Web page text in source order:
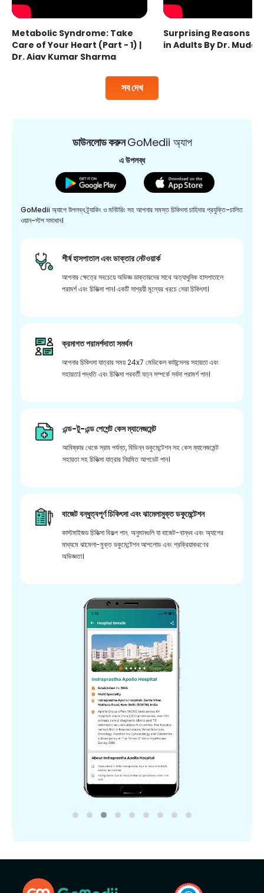
সব দেখ
Metabolic Syndrome: Take
Care of Your Heart (Part - 1) |
Dr. Ajay Kumar Sharma
Surprising Reasons
in Adults By Dr.
ডাউনলোড করুনGoMedii অ্যাপ
এ উপলব্ধ
GoMedii অ্যাপে উপলব্ধ ট্র্যাকিং ও মনিটরিং সহ আপনার সমস্ত চিকিৎসা চাহিদার প্রযুক্তি-চালিত
ওয়ান-স্টপ সমাধান।
শীর্ষ হাসপাতাল এবং ডাক্তার নেটওয়ার্ক
আপনার ক্ষেত্রে সবচেয়ে অভিজ্ঞ ডাক্তারদের সাথে অত্যাধুনিক হাসপাতালে
পরামর্শ এবং চিকিত্সা পান। একটি সাশ্রয়ী মূল্যের খরচে সেরা চিকিৎসা।
ক্রমাগত পরামর্শদাতা সমর্থন
আপনার চিকিৎসা যাত্রার সময় 24x7 মেডিকেল কাউন্সেলর সহায়তা এবং
সহায়তা। পদ্ধতি এবং চিকিত্সা পরবর্তী যত্ন সম্পর্কে সর্বদা পরামর্শ পান।
এন্ড-টু-এন্ড পেশেন্ট কেস ম্যানেজমেন্ট
আবিষ্কার থেকে স্রাব পর্যন্ত, বিভিন্ন ডকুমেন্টেশন সহ কেস ম্যানেজমেন্ট
সহায়তা সহ চিকিত্সা যাত্রার নিয়মিত আপডেট পান।
বাজেট বন্ধুত্বপূর্ণ চিকিৎসা এবং ঝামেলামুক্ত ডকুমেন্টেশন
কাস্টমাইজড চিকিত্সা বিকল্প পান. অনুমানগুলি যা বাজেট-বান্ধব এবং অ্যাপের
মাধ্যমে ঝামেলা-মুক্ত ডকুমেন্টেশন আপলোড এবং প্রক্রিয়াকরণের
অভিজ্ঞতা।